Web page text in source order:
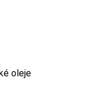
oleje